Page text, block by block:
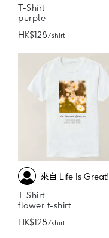
T-Shirt
purple
HK$128/ shirt
來自 Life Is Great!
T-Shirt
flower t-shirt
HK$128/ shirt